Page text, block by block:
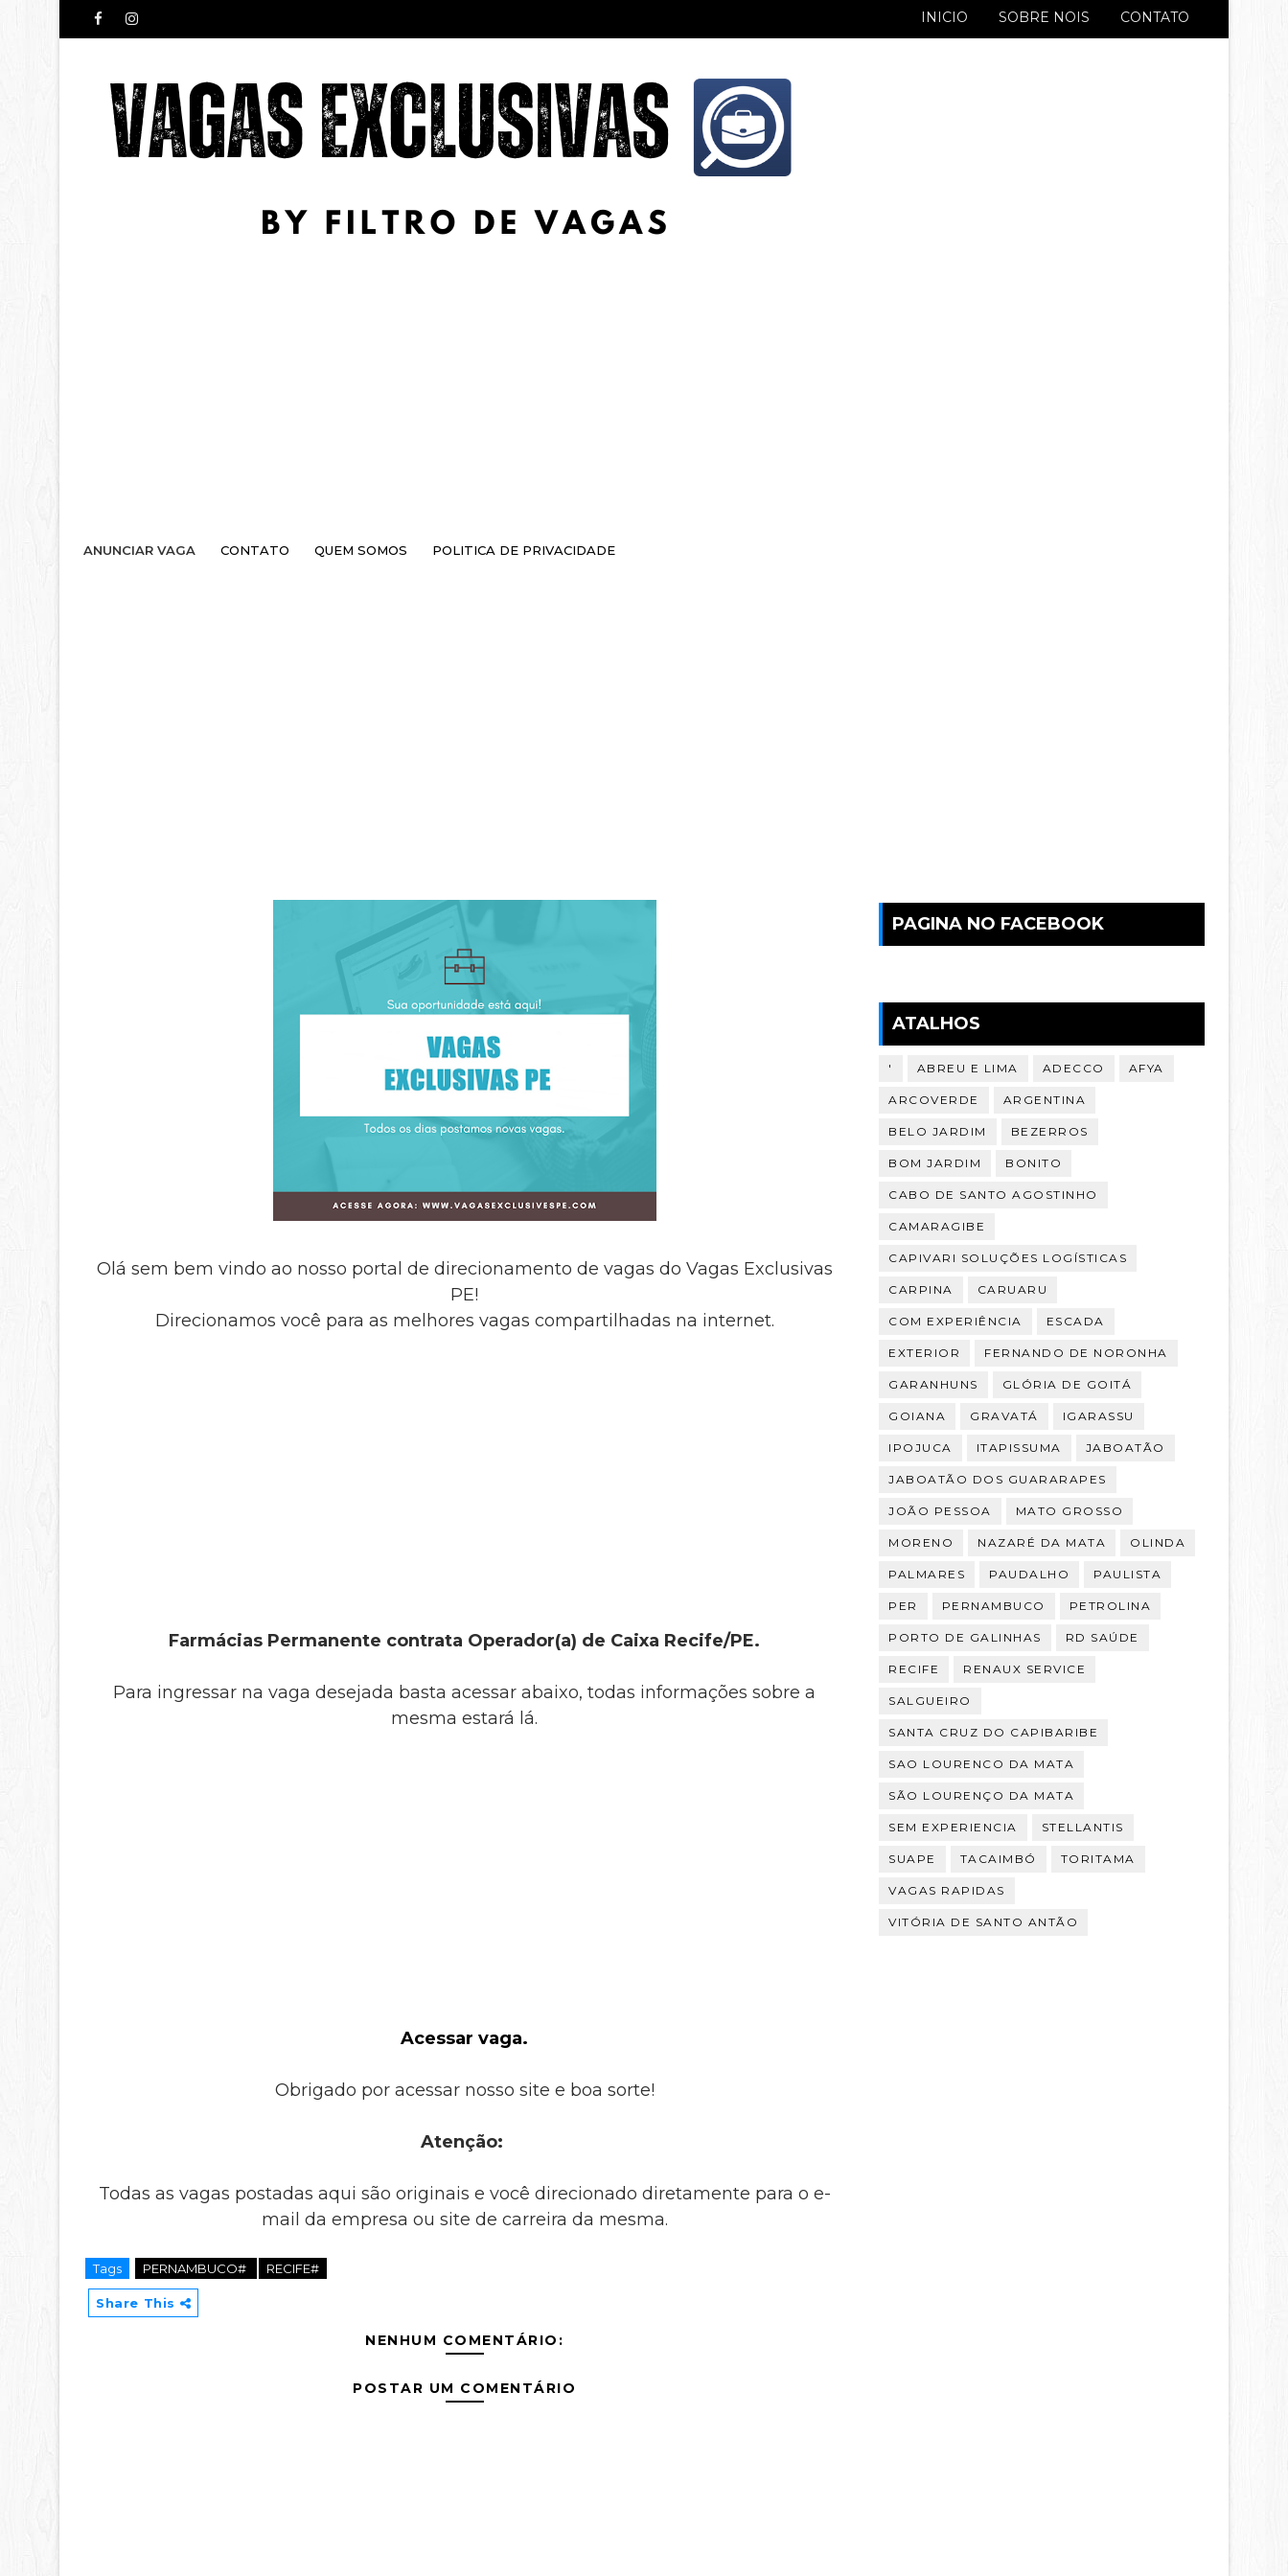
INICIO SOBRE NOIS CONTATO
ANUNCIAR VAGA CONTATO QUEM SOMOS POLITICA DE PRIVACIDADE
Olá sem bem vindo ao nosso portal de direcionamento de vagas do Vagas Exclusivas
PE!
Direcionamos você para as melhores vagas compartilhadas na internet.
Farmácias Permanente contrata Operador(a) de Caixa Recife/PE.
Para ingressar na vaga desejada basta acessar abaixo, todas informações sobre a
mesma estará lá.
Acessar vaga.
Obrigado por acessar nosso site e boa sorte!
Atenção:
Todas as vagas postadas aqui são originais e você direcionado diretamente para o e-
mail da empresa ou site de carreira da mesma.
Tags PERNAMBUCO# RECIFE#
Share This
NENHUM COMENTÁRIO:
POSTAR UM COMENTÁRIO
PAGINA NO FACEBOOK
ATALHOS
' ABREU E LIMA ADECCO AFYA
ARCOVERDE ARGENTINA
BELO JARDIM BEZERROS
BOM JARDIM BONITO
CABO DE SANTO AGOSTINHO
CAMARAGIBE
CAPIVARI SOLUÇÕES LOGÍSTICAS
CARPINA CARUARU
COM EXPERIÊNCIA ESCADA
EXTERIOR FERNANDO DE NORONHA
GARANHUNS GLÓRIA DE GOITÁ
GOIANA GRAVATÁ IGARASSU
IPOJUCA ITAPISSUMA JABOATÃO
JABOATÃO DOS GUARARAPES
JOÃO PESSOA MATO GROSSO
MORENO NAZARÉ DA MATA OLINDA
PALMARES PAUDALHO PAULISTA
PER PERNAMBUCO PETROLINA
PORTO DE GALINHAS RD SAÚDE
RECIFE RENAUX SERVICE
SALGUEIRO
SANTA CRUZ DO CAPIBARIBE
SAO LOURENCO DA MATA
SÃO LOURENÇO DA MATA
SEM EXPERIENCIA STELLANTIS
SUAPE TACAIMBÓ TORITAMA
VAGAS RAPIDAS
VITÓRIA DE SANTO ANTÃO